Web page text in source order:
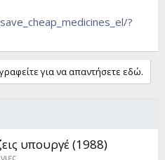
?
για να απαντήσετε εδώ.
υπουργέ (1988)